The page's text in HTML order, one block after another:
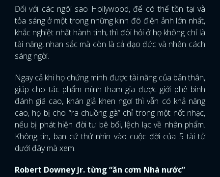
Đối với các ngôi sao Hollywood, để có thể tồn tại và
tỏa sáng ở một trong những kinh đô điện ảnh lớn nhất,
khắc nghiệt nhất hành tinh, thì đòi hỏi ở họ không chỉ là
tài năng, nhan sắc mà còn là cả đạo đức và nhân cách
sáng ngời.
Ngay cả khi họ chứng minh được tài năng của bản thân,
giúp cho tác phẩm mình tham gia được giới phê bình
đánh giá cao, khán giả khen ngợi thì vẫn có khả năng
cao, họ bị cho “ra chuồng gà” chỉ trong một nốt nhạc,
nếu bị phát hiện đời tư bê bối, lệch lạc về nhân phẩm.
Không tin, bạn cứ thử nhìn vào cuộc đời của 5 tài tử
dưới đây mà xem.
Robert Downey Jr. từng “ăn cơm Nhà nước”